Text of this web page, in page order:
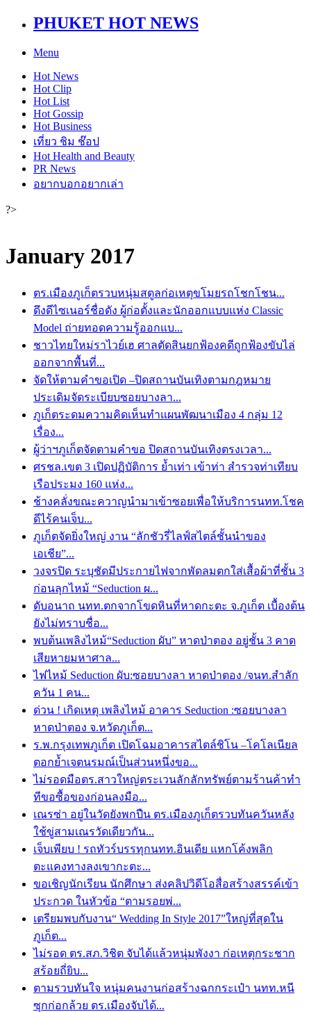
PHUKET HOT NEWS
Menu
Hot News
Hot Clip
Hot List
Hot Gossip
Hot Business
เที่ยว ชิม ช๊อป
Hot Health and Beauty
PR News
อยากบอกอยากเล่า
?>
January 2017
ตร.เมืองภูเก็ตรวบหนุ่มสตูลก่อเหตุขโมยรถโชกโชน...
ดึงดีไซเนอร์ชื่อดัง ผู้ก่อตั้งและนักออกแบบแห่ง Classic
Model ถ่ายทอดความรู้ออกแบ...
ชาวไทยใหม่ราไวย์เฮ ศาลตัดสินยกฟ้องคดีถูกฟ้องขับไล่
ออกจากพื้นที่...
จัดให้ตามคำขอเปิด –ปิดสถานบันเทิงตามกฎหมาย
ประเดิมจัดระเบียบซอยบางลา...
ภูเก็ตระดมความคิดเห็นทำแผนพัฒนาเมือง 4 กลุ่ม 12
เรื่อง...
ผู้ว่าฯภูเก็ตจัดตามคำขอ ปิดสถานบันเทิงตรงเวลา...
ศรชล.เขต 3 เปิดปฏิบัติการ ย้ำเท่า เข้าท่า สำรวจท่าเทียบ
เรือประมง 160 แห่ง...
ช้างคลั่งขณะควาญนำมาเข้าซอยเพื่อให้บริการนทท.โชค
ดีไร้คนเจ็บ...
ภูเก็ตจัดยิ่งใหญ่ งาน “ลักชัวรี่ไลฟ์สไตล์ชั้นนำของ
เอเชีย”...
วงจรปิด ระบุชัดมีประกายไฟจากพัดลมตกใส่เสื้อผ้าที่ชั้น 3
ก่อนลุกไหม้ “Seduction ผ...
ดับอนาถ นทท.ตกจากโขดหินที่หาดกะตะ จ.ภูเก็ต เบื้องต้น
ยังไม่ทราบชื่อ...
พบต้นเพลิงไหม้“Seduction ผับ” หาดป่าตอง อยู่ชั้น 3 คาด
เสียหายมหาศาล...
ไฟไหม้ Seduction ผับ:ซอยบางลา หาดป่าตอง /จนท.สำลัก
ควัน 1 คน...
ด่วน ! เกิดเหตุ เพลิงไหม้ อาคาร Seduction :ซอยบางลา
หาดป่าตอง จ.หวัดภูเก็ต...
ร.พ.กรุงเทพภูเก็ต เปิดโฉมอาคารสไตล์ชิโน –โคโลเนียล
ตอกย้ำเจตนรมณ์เป็นส่วนหนึ่งขอ...
ไม่รอดมือตร.สาวใหญ่ตระเวนลักลักทรัพย์ตามร้านค้าทำ
ทีขอซื้อของก่อนลงมือ...
เณรซ่า อยู่ในวัดยังพกปืน ตร.เมืองภูเก็ตรวบทันควันหลัง
ใช้ขู่สามเณรวัดเดียวกัน...
เจ็บเพียบ ! รถทัวร์บรรทุกนทท.อินเดีย แหกโค้งพลิก
ตะแคงทางลงเขากะตะ...
ขอเชิญนักเรียน นักศึกษา ส่งคลิปวิดีโอสื่อสร้างสรรค์เข้า
ประกวด ในหัวข้อ “ตามรอยพ่...
เตรียมพบกับงาน“ Wedding In Style 2017”ใหญ่ที่สุดใน
ภูเก็ต...
ไม่รอด ตร.สภ.วิชิต จับได้แล้วหนุ่มพังงา ก่อเหตุกระชาก
สร้อยถี่ยิบ...
ตามรวบทันใจ หนุ่มคนงานก่อสร้างฉกกระเป๋า นทท.หนี
ซุกก่อกล้วย ตร.เมืองจับได้...